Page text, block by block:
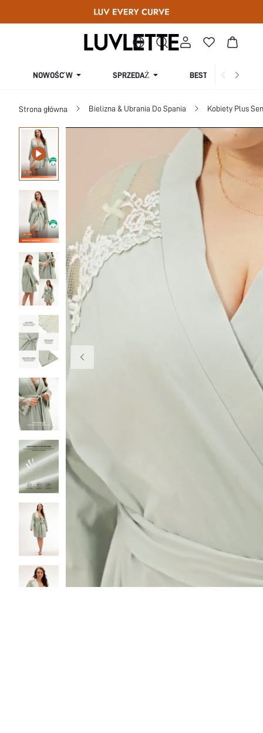
NOWOŚĆ W SPRZEDAŻ BESTSELLERY
Strona główna Bielizna & Ubrania Do Spania Kobiety Plus